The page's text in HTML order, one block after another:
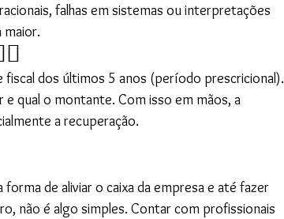
falhas em sistemas ou interpretações
maior.
dos últimos 5 anos (período prescricional).
e qual o montante. Com isso em mãos, a
a recuperação.
de aliviar o caixa da empresa e até fazer
não é algo simples. Contar com profissionais